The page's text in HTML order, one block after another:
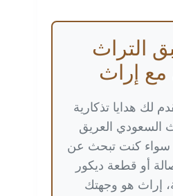
التراث
إراث
لك هدايا تذكارية
السعودي العريق
سواء كنت تبحث عن
أو قطعة ديكور
إراث هو وجهتك